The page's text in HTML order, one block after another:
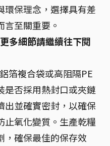
環保理念，選擇具有差
至關重要。
多細節請繼續往下閱
箔複合袋或高阻隔PE
是否採用熱封口或夾鏈
出並確實密封，以確保
止氧化變質。生產乾糧
，確保最佳的保存效